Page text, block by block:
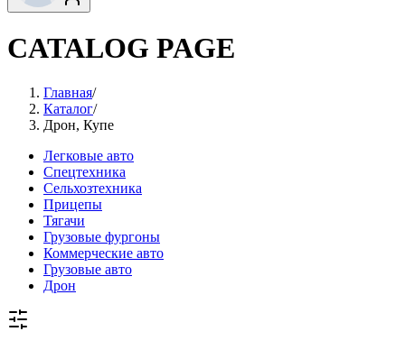
CATALOG PAGE
Главная/
Каталог/
Дрон, Купе
Легковые авто
Спецтехника
Сельхозтехника
Прицепы
Тягачи
Грузовые фургоны
Коммерческие авто
Грузовые авто
Дрон